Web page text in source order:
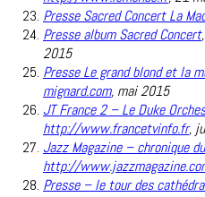
Presse Sacred Concert La
Presse album Sacred Concert
2015
Presse Le grand blond et la
mignard.com, mai 2015
JT France 2 – Le Duke
http://www.francetvinfo.fr,
Jazz Magazine – chronique
http://
Presse – le tour des